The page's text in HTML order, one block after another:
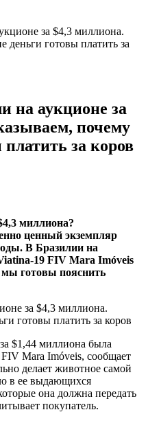
за $4,3 миллиона.
деньги готовы платить за
на аукционе за
почему
за коров
миллиона?
ценный экземпляр
В Бразилии на
19 FIV Mara Imóveis
мы готовы пояснить
$1,44 миллиона была
Mara Imóveis, сообщает
делает животное самой
в ее выдающихся
она должна передать
покупатель.